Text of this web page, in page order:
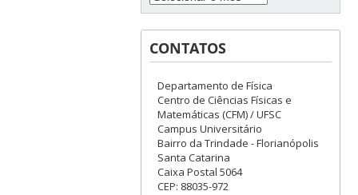
CONTATOS
Departamento de Física
Centro de Ciências Físicas e
Matemáticas (CFM) / UFSC
Campus Universitário
Bairro da Trindade - Florianópolis
Santa Catarina
Caixa Postal 5064
CEP: 88035-972